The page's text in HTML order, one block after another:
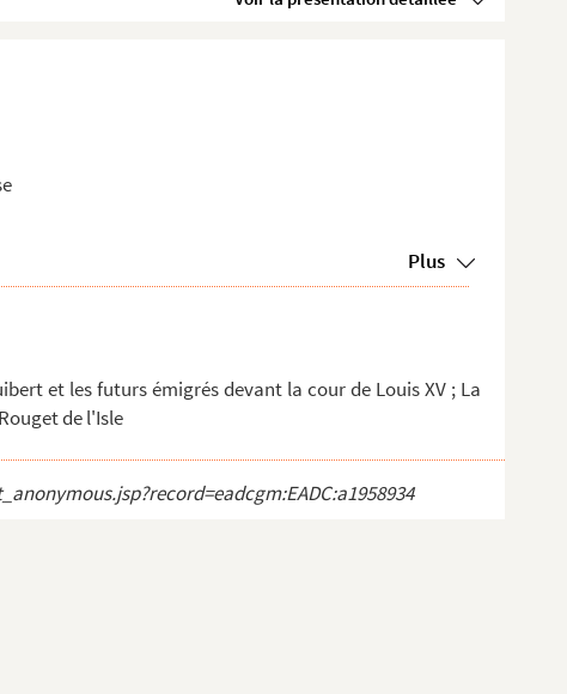
Plus
et les futurs émigrés devant la cour de Louis XV ; La
de l'Isle